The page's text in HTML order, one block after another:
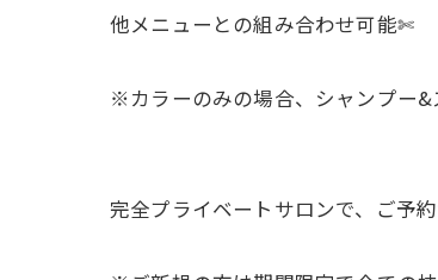
他メニューとの組み合わせ可能✄
※カラーのみの場合、シャンプー&
完全プライベートサロンで、ご予